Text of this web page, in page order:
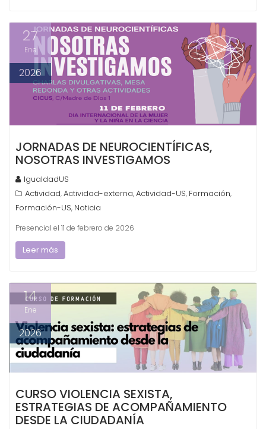
27
Ene
2026
JORNADAS DE NEUROCIENTÍFICAS,
NOSOTRAS INVESTIGAMOS
IgualdadUS
Actividad,Actividad-externa,Actividad-US, Formación,
Formación-US, Noticia
Presencial el 11 de febrero de 2026
Leer más
14
Ene
2026
CURSO VIOLENCIA SEXISTA,
ESTRATEGIAS DE ACOMPAÑAMIENTO
DESDE LA CIUDADANÍA